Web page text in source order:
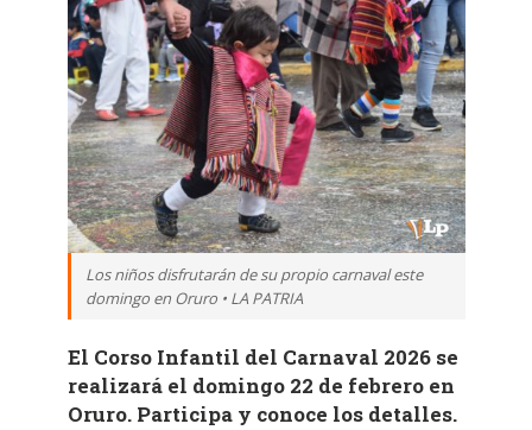
Los niños disfrutarán de su propio carnaval este
domingo en Oruro • LA PATRIA
El Corso Infantil del Carnaval 2026 se
realizará el domingo 22 de febrero en
Oruro. Participa y conoce los detalles.